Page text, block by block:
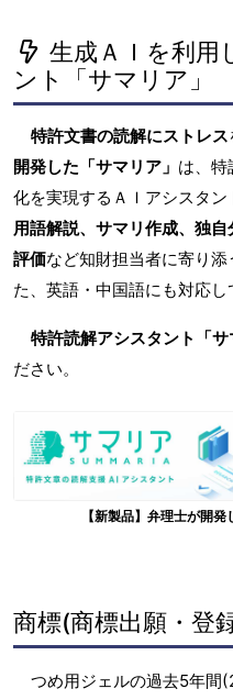
生成ＡＩを利用
ント「サマリア」
特許文書の読解にストレス
開発した「サマリア」 は、特
化を実現するＡＩアシスタ
用語解説、サマリ作成、独
評価など知財担当者に寄り
た、英語・中国語にも対応し
特許読解アシスタント「サ
ださい。
【新製品】弁理士が開
商標(商標出願・登
つめ用ジェルの過去5年間